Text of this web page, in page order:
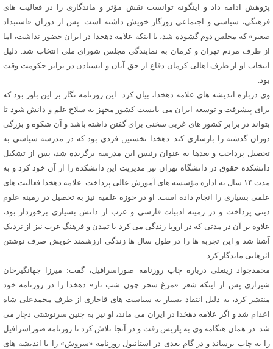
پژوهش ادامه داد و اینگونه توانست نقش مؤثر و ماندگاری را در فعالیت های
فرهنگی، سیاسی و اجتماعی روزگار خویش داشته است. پس از دوران «استبداد
صغیر» که مجلس دوم گشوده شد، با اینکه علامه دهخدا در ایران حضور نداشت، اما
از طرف مردم تهران و کرمان به نمایندگی مجلس شورای ملی انتخاب شد. دلیل
انتخاب او از طرف اهالی کرمان دفاع از حق آنان و ایستادن در برابر حکومت وقت
بود.
وی درباره اندیشه های علامه دهخدا، بیان کرد: این روزنامه نگار بر این باور بود که
برای پیشرفت و توسعه ایران می بایست کشور مجهز به سلاح علم و دانش شود تا
بتواند در برابر کشور های غربی سخنی برای گفتن داشته باشد و آن شکوه و بزرگی
دوران گذشته را بازسازی کند. دهخدا نخستین فردی بود که در مدرسه سیاسی به
تحصیل پرداخت و بعدها به عنوان رئیس این مدرسه برگزیده شد، پس از تشکیل
دانشکده حقوق در دانشگاه تهران نیز مدیریت این دانشکده را از آن خود کرد و به
مدت ۱۴ سال به اداره مؤسسه های آموزش عالی پرداخت. علامه دهخدا فعالیت های
علمی بسیاری را انجام داده است. او در حوزه علمیه نیز به تحصیل در زمینه علوم
دینی پرداخت و در زمینه ادبیات فارسی و عرب از دانش بسیاری برخوردار بود،
علاوه بر آن در مدتی که در اروپا زندگی می کرد با تمدن و فرهنگ غرب نیز از نزدیک
آشنا شد و این تجربه ها را در طول سال ها زندگی ارزشمند خویش صرف نوشتن
اثرهایی ماندگار کرد.
محمدجواد زینعلی درباره چاپ روزنامه صوراسرافیل، گفت: میرزا جهانگیرخان
شیرازی پس از اینکه شعر «مرغ سحر چون شب تار» دهخدا را در روزنامه خود
منتشر کرد، به دلیل انتقاد بسیار به سیاست های قاجاری از طرف محمدعلی شاه
اعدام شد و اگر علامه دهخدا در ایران می ماند، او نیز به چنین سرنوشتی دچار می
شد. در همان هنگامه وی به پاریس رفت و در آنجا تلاش کرد تا روزنامه صوراسرافیل
را به چاپ برساند و در گام بعدی در استانبول روزنامه «سروش» را با اندیشه های